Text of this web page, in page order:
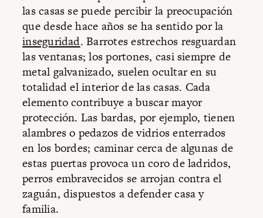
las casas se puede percibir la preocupación
que desde hace años se ha sentido por la
inseguridad. Barrotes estrechos resguardan
las ventanas; los portones, casi siempre de
metal galvanizado, suelen ocultar en su
totalidad el interior de las casas. Cada
elemento contribuye a buscar mayor
protección. Las bardas, por ejemplo, tienen
alambres o pedazos de vidrios enterrados
en los bordes; caminar cerca de algunas de
estas puertas provoca un coro de ladridos,
perros embravecidos se arrojan contra el
zaguán, dispuestos a defender casa y
familia.